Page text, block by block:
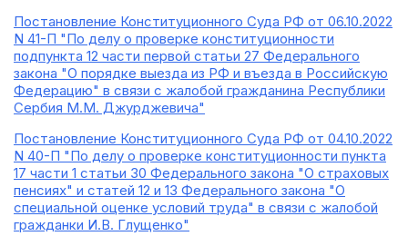
Постановление Конституционного Суда РФ от 06.10.2022
N 41-П "По делу о проверке конституционности
подпункта 12 части первой статьи 27 Федерального
закона "О порядке выезда из РФ и въезда в Российскую
Федерацию" в связи с жалобой гражданина Республики
Сербия М.М. Джурджевича"
Постановление Конституционного Суда РФ от 04.10.2022
N 40-П "По делу о проверке конституционности пункта
17 части 1 статьи 30 Федерального закона "О страховых
пенсиях" и статей 12 и 13 Федерального закона "О
специальной оценке условий труда" в связи с жалобой
гражданки И.В. Глущенко"